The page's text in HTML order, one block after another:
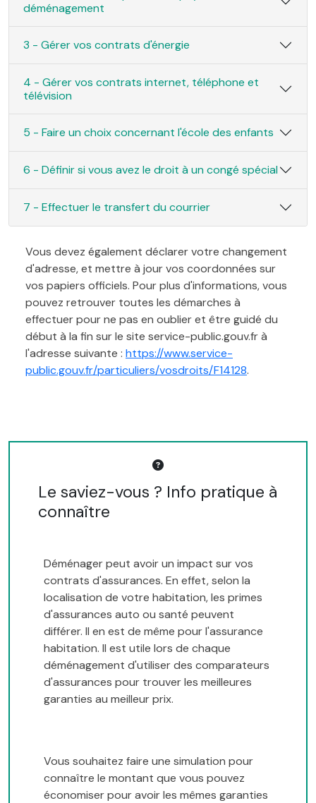
déménagement
3 - Gérer vos contrats d'énergie
4 - Gérer vos contrats internet, téléphone et
télévision
5 - Faire un choix concernant l'école des enfants
6 - Définir si vous avez le droit à un congé spécial
7 - Effectuer le transfert du courrier
Vous devez également déclarer votre changement
d'adresse, et mettre à jour vos coordonnées sur
vos papiers officiels. Pour plus d'informations, vous
pouvez retrouver toutes les démarches à
effectuer pour ne pas en oublier et être guidé du
début à la fin sur le site service-public.gouv.fr à
l'adresse suivante : https://www.service-
public.gouv.fr/particuliers/vosdroits/F14128.
Le saviez-vous ? Info pratique à
connaître
Déménager peut avoir un impact sur vos
contrats d'assurances. En effet, selon la
localisation de votre habitation, les primes
d'assurances auto ou santé peuvent
différer. Il en est de même pour l'assurance
habitation. Il est utile lors de chaque
déménagement d'utiliser des comparateurs
d'assurances pour trouver les meilleures
garanties au meilleur prix.
Vous souhaitez faire une simulation pour
connaître le montant que vous pouvez
économiser pour avoir les mêmes garanties